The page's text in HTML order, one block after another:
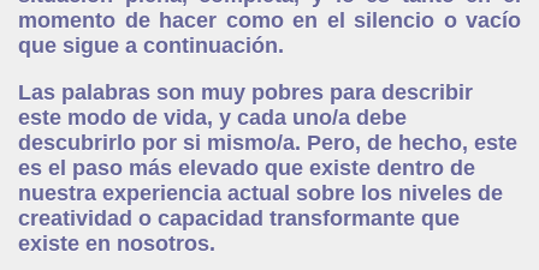
momento de hacer como en el silencio o vacío
que sigue a continuación.
Las palabras son muy pobres para describir
este modo de vida, y cada uno/a debe
descubrirlo por si mismo/a. Pero, de hecho, este
es el paso más elevado que existe dentro de
nuestra experiencia actual sobre los niveles de
creatividad o capacidad transformante que
existe en nosotros.